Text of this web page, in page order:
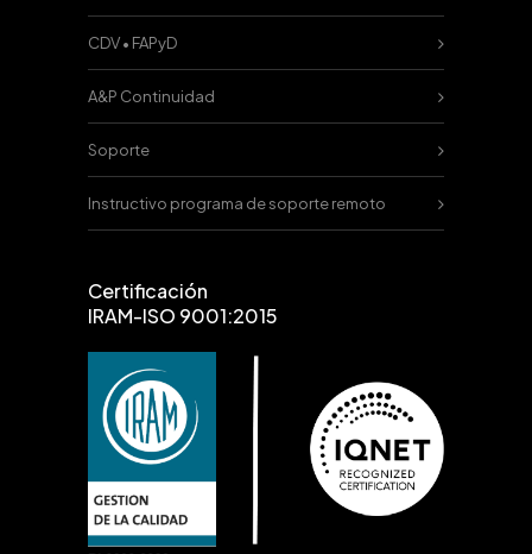
CDV • FAPyD
A&P Continuidad
Soporte
Instructivo programa de soporte remoto
Certificación
IRAM-ISO 9001:2015